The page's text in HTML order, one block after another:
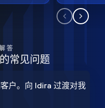
答
常见问题
户。向 Idira 过渡对我